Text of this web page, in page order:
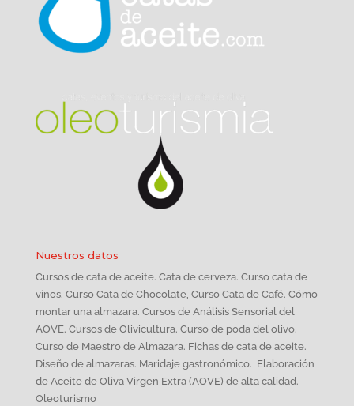
Nuestros datos
Cursos de cata de aceite. Cata de cerveza. Curso cata de
vinos. Curso Cata de Chocolate, Curso Cata de Café. Cómo
montar una almazara. Cursos de Análisis Sensorial del
AOVE. Cursos de Olivicultura. Curso de poda del olivo.
Curso de Maestro de Almazara. Fichas de cata de aceite.
Diseño de almazaras. Maridaje gastronómico. Elaboración
de Aceite de Oliva Virgen Extra (AOVE) de alta calidad.
Oleoturismo